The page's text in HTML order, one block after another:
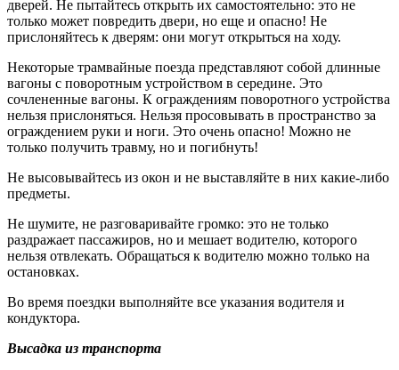
дверей. Не пытайтесь открыть их самостоятельно: это не
только может повредить двери, но еще и опасно! Не
прислоняйтесь к дверям: они могут открыться на ходу.
Некоторые трамвайные поезда представляют собой длинные
вагоны с поворотным устройством в середине. Это
сочлененные вагоны. К ограждениям поворотного устройства
нельзя прислоняться. Нельзя просовывать в пространство за
ограждением руки и ноги. Это очень опасно! Можно не
только получить травму, но и погибнуть!
Не высовывайтесь из окон и не выставляйте в них какие-либо
предметы.
Не шумите, не разговаривайте громко: это не только
раздражает пассажиров, но и мешает водителю, которого
нельзя отвлекать. Обращаться к водителю можно только на
остановках.
Во время поездки выполняйте все указания водителя и
кондуктора.
Высадка из транспорта